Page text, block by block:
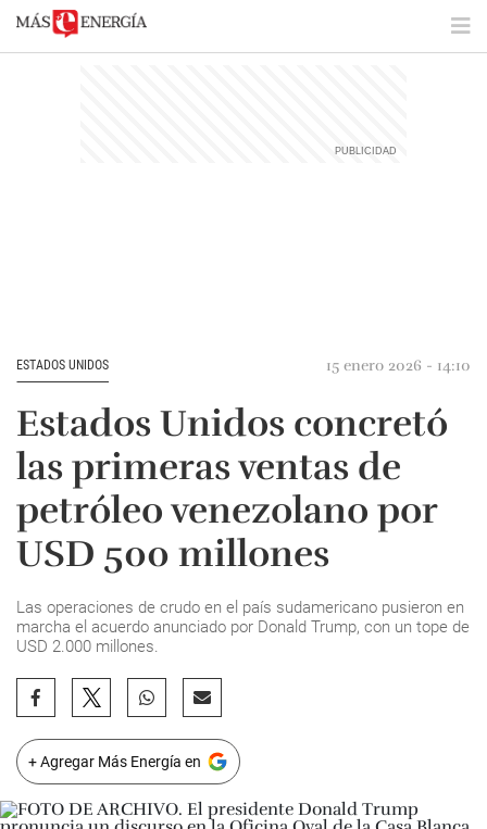
ESTADOS UNIDOS 15 enero 2026 - 14:10
Estados Unidos concretó
las primeras ventas de
petróleo venezolano por
USD 500 millones
Las operaciones de crudo en el país sudamericano pusieron en
marcha el acuerdo anunciado por Donald Trump, con un tope de
USD 2.000 millones.
+ Agregar Más Energía en